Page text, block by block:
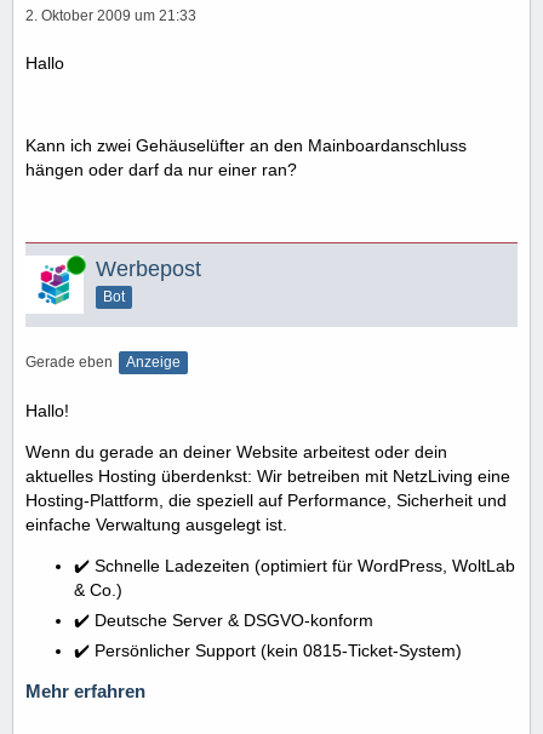
2. Oktober 2009 um 21:33
Hallo
Kann ich zwei Gehäuselüfter an den Mainboardanschluss
hängen oder darf da nur einer ran?
Online Werbepost
Bot
Gerade eben Anzeige
Hallo!
Wenn du gerade an deiner Website arbeitest oder dein
aktuelles Hosting überdenkst: Wir betreiben mit NetzLiving eine
Hosting-Plattform, die speziell auf Performance, Sicherheit und
einfache Verwaltung ausgelegt ist.
✔️ Schnelle Ladezeiten (optimiert für WordPress, WoltLab
& Co.)
✔️ Deutsche Server & DSGVO-konform
✔️ Persönlicher Support (kein 0815-Ticket-System)
Mehr erfahren